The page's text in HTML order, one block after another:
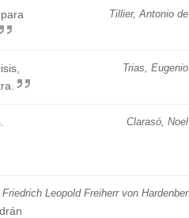
Tillier, Antonio de
Trias, Eugenio
Clarasó, Noel
Friedrich Leopold Freiherr von Hardenber